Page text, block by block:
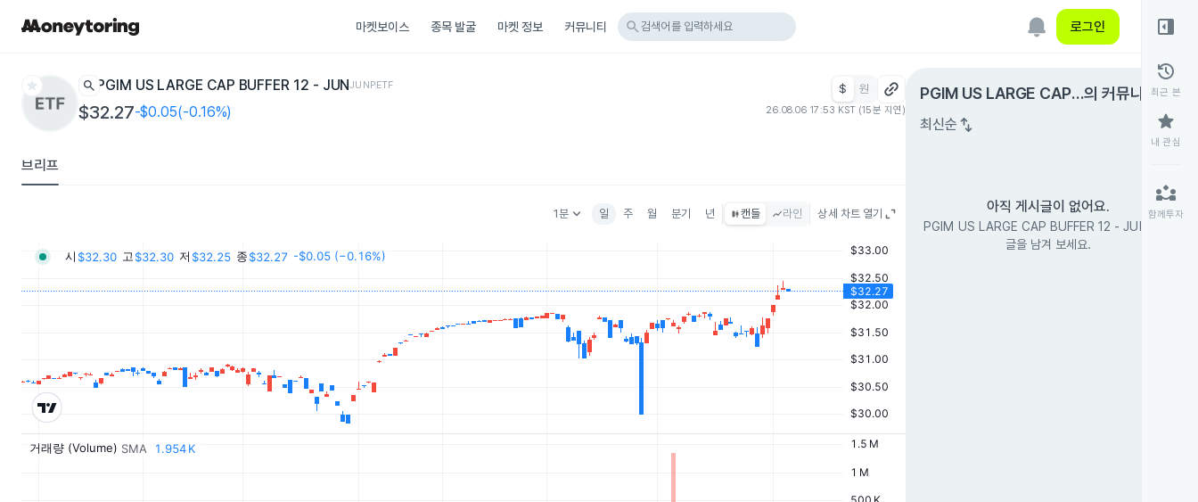
마켓보이스 종목 발굴 마켓 정보 커뮤니티 search 검색어를 입력하세요 로그인
star search PGIM US LARGE CAP BUFFER 12 - JUNJUNPETF
$32.27-$0.05(-0.16%)
$ 원
26.08.06 17:53 KST (15분 지연)
브리프
1분keyboard_arrow_down 일 주 월 분기 년 캔들 라인 상세 차트 열기
PGIM US LARGE CAP
BUFFER 12 - JUN
의 커뮤니티expand_circle_right
최신순 swap_vert
아직 게시글이 없어요.
PGIM US LARGE CAP BUFFER 12 - JUN의 첫
글을 남겨 보세요.
right_panel_open
history
최근 본
star
내 관심
partner_exchange
함께투자